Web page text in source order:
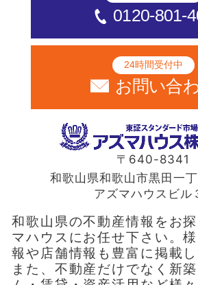
0120-801-
24時間受付中
お問い合
〒640-8341
和歌山県和歌山市黒田一
アズマハウスビル
和歌山県の不動産情報をお
マハウスにお任せ下さい。
報や店舗情報も豊富に掲載し
また、不動産だけでなく新